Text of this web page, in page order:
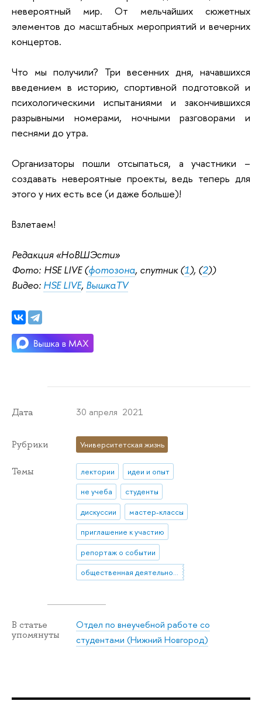
невероятный мир. От мельчайших сюжетных
элементов до масштабных мероприятий и вечерних
концертов.
Что мы получили? Три весенних дня, начавшихся
введением в историю, спортивной подготовкой и
психологическими испытаниями и закончившихся
разрывными номерами, ночными разговорами и
песнями до утра.
Организаторы пошли отсыпаться, а участники –
создавать невероятные проекты, ведь теперь для
этого у них есть все (и даже больше)!
Взлетаем!
Редакция «НоВШЭсти»
Фото: HSE LIVE (фотозона, спутник (1), (2))
Видео: HSE LIVE, ВышкаTV
Дата 30 апреля 2021
Рубрики Университетская жизнь
Темы лектории
идеи и опыт
не учеба
студенты
дискуссии
мастер-классы
приглашение к участию
репортаж о событии
общественная деятельность
В статье
упомянуты
Отдел по внеучебной работе со
студентами (Нижний Новгород)